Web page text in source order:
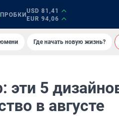
ПРОБКИ
USD 81,41
EUR 94,06
Где начать новую жизнь?
5
в августе